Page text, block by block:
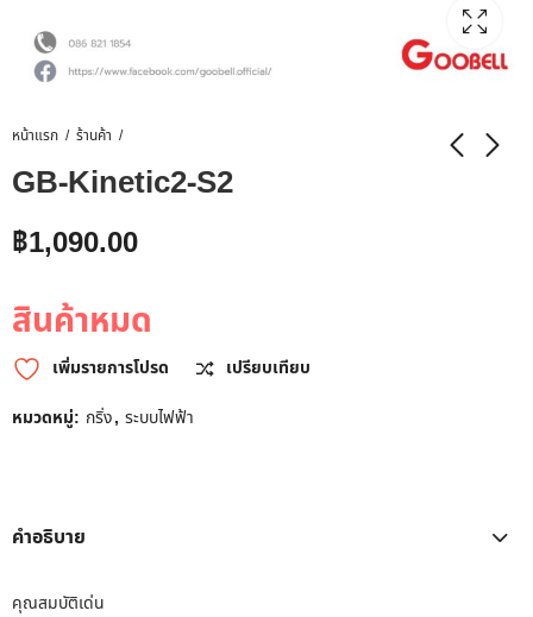
หน้าแรก ร้านค้า
GB-Kinetic2-S2
฿1,090.00
สินค้าหมด
เพิ่มรายการโปรด
เปรียบเทียบ
หมวดหมู่: กริ่ง, ระบบไฟฟ้า
คำอธิบาย
คุณสมบัติเด่น